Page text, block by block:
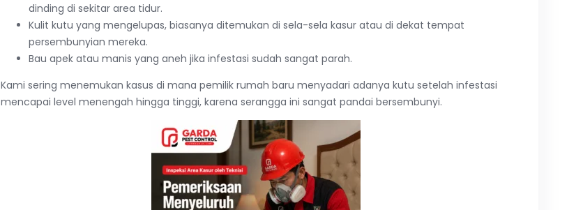
dinding di sekitar area tidur.
Kulit kutu yang mengelupas, biasanya ditemukan di sela-sela kasur atau di dekat tempat
persembunyian mereka.
Bau apek atau manis yang aneh jika infestasi sudah sangat parah.
Kami sering menemukan kasus di mana pemilik rumah baru menyadari adanya kutu setelah infestasi
mencapai level menengah hingga tinggi, karena serangga ini sangat pandai bersembunyi.